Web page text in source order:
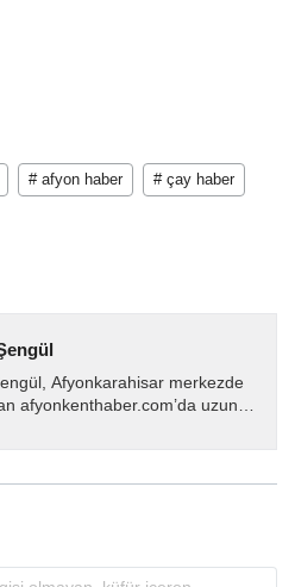
# afyon haber # çay haber
Afyonkarahisar merkezde
afyonkenthaber.com’da uzun
akışı...